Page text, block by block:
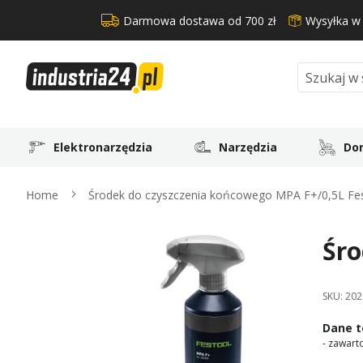
Darmowa dostawa od 700 zł Wysyłka
Search
Elektronarzędzia Narzędzia
Home Środek do czyszczenia końcowego MPA F+/0,5L
SKU:
Dane
-